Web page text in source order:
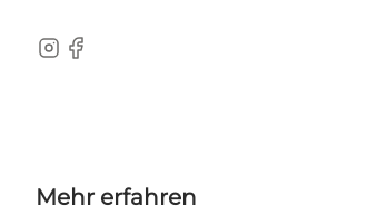
Instagram
Facebook
Mehr erfahren